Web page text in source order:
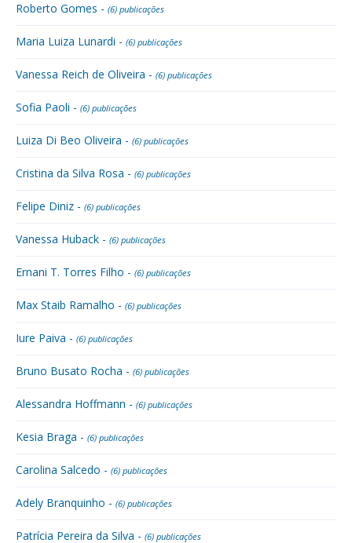
Roberto Gomes - (6) publicações
Maria Luiza Lunardi - (6) publicações
Vanessa Reich de Oliveira - (6) publicações
Sofia Paoli - (6) publicações
Luiza Di Beo Oliveira - (6) publicações
Cristina da Silva Rosa - (6) publicações
Felipe Diniz - (6) publicações
Vanessa Huback - (6) publicações
Ernani T. Torres Filho - (6) publicações
Max Staib Ramalho - (6) publicações
Iure Paiva - (6) publicações
Bruno Busato Rocha - (6) publicações
Alessandra Hoffmann - (6) publicações
Kesia Braga - (6) publicações
Carolina Salcedo - (6) publicações
Adely Branquinho - (6) publicações
Patrícia Pereira da Silva - (6) publicações